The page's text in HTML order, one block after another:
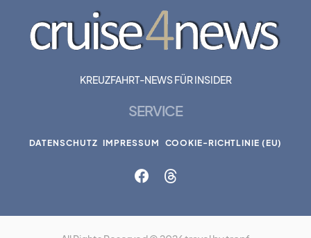
KREUZFAHRT-NEWS FÜR INSIDER
SERVICE
DATENSCHUTZ IMPRESSUM COOKIE-RICHTLINIE (EU)